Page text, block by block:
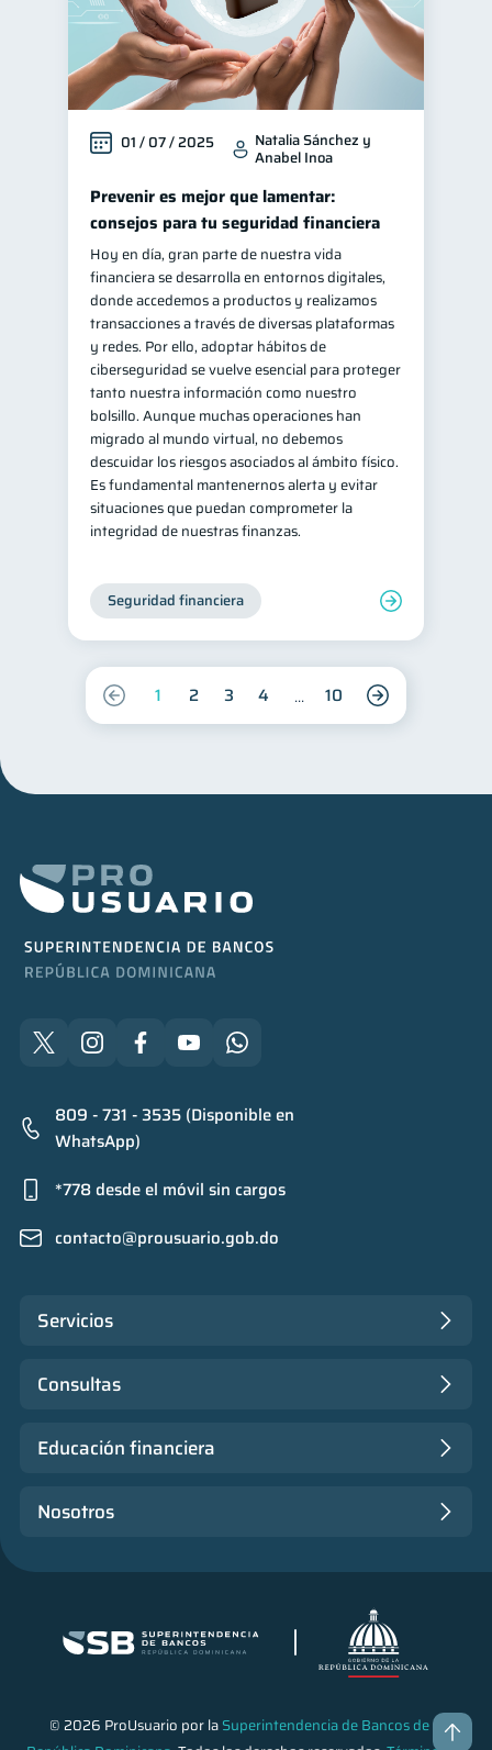
01 / 07 / 2025 Natalia Sánchez y
Anabel Inoa
Prevenir es mejor que lamentar:
consejos para tu seguridad financiera
Hoy en día, gran parte de nuestra vida
financiera se desarrolla en entornos digitales,
donde accedemos a productos y realizamos
transacciones a través de diversas plataformas
y redes. Por ello, adoptar hábitos de
ciberseguridad se vuelve esencial para proteger
tanto nuestra información como nuestro
bolsillo. Aunque muchas operaciones han
migrado al mundo virtual, no debemos
descuidar los riesgos asociados al ámbito físico.
Es fundamental mantenernos alerta y evitar
situaciones que puedan comprometer la
integridad de nuestras finanzas.
Seguridad financiera
1 2 3 4 10
© 2026 ProUsuario por laSuperintendencia de Bancos de la
809 - 731 - 3535 (Disponible en
WhatsApp)
*778 desde el móvil sin cargos
contacto@prousuario.gob.do
Servicios
Consultas
Educación financiera
Nosotros